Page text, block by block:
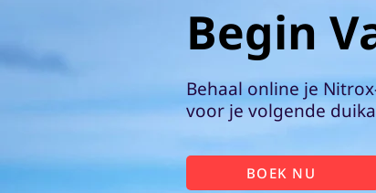
Begin
Behaal online je
voor je volgende
BOEK NU